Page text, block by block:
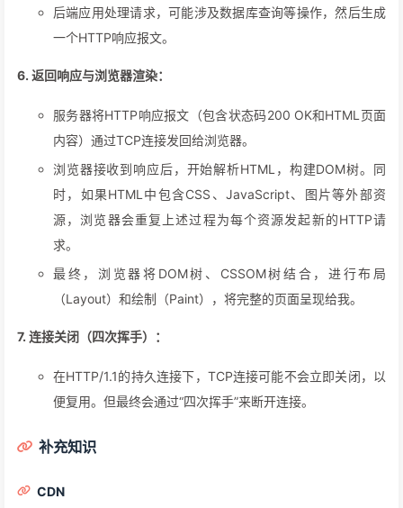
后端应用处理请求，可能涉及数据库查询等操作，然后生成
一个HTTP响应报文。
6. 返回响应与浏览器渲染：
服务器将HTTP响应报文（包含状态码200 OK和HTML页面
内容）通过TCP连接发回给浏览器。
浏览器接收到响应后，开始解析HTML，构建DOM树。同
时，如果HTML中包含CSS、JavaScript、图片等外部资
源，浏览器会重复上述过程为每个资源发起新的HTTP请
求。
最终，浏览器将DOM树、CSSOM树结合，进行布局
（Layout）和绘制（Paint），将完整的页面呈现给我。
7. 连接关闭（四次挥手）：
在HTTP/1.1的持久连接下，TCP连接可能不会立即关闭，以
便复用。但最终会通过“四次挥手”来断开连接。
补充知识
CDN